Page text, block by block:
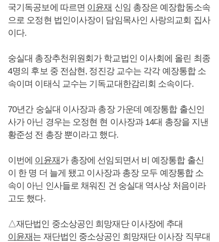
국기독공보에 따르면 이윤재 신임 총장은 예장합동소속
으로 오정현 법인이사장이 담임목사인 사랑의교회 집사
이다.
숭실대 총장추천위원회가 학교법인 이사회에 올린 최종
4명의 후보 중 전삼현, 정진강 교수는 각각 예장통합 소
속이며 이태식 교수는 기독교대한감리회 소속이다.
70년간 숭실대 이사장과 총장 가운데 예장통합 출신인
사가 아닌 경우는 오정현 현 이사장과 14대 총장을 지낸
황준성 전 총장 뿐이라고 했다.
이번에 이윤재 가 총장에 선임되면서 비 예장통합 출신
이 한 명 더 늘게 됐고 이사장과 총장 모두 예장통합 소
속이 아닌 인사들로 채워진 건 숭실대 역사상 처음이라
고도 했다.
△재단법인 중소상공인 희망재단 이사장에 추대
이윤재 는 재단법인 중소상공인 희망재단 이사장 직무대